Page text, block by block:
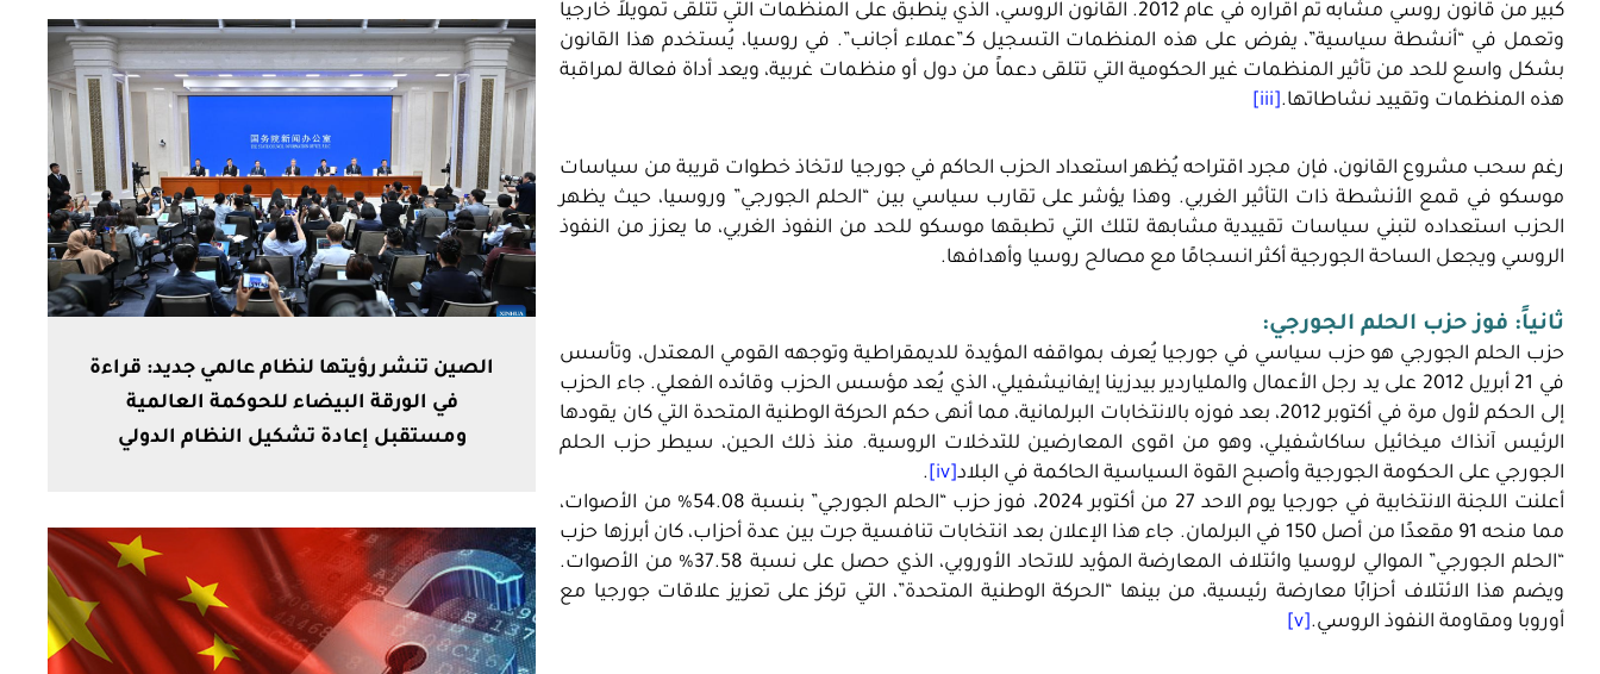
كبير من قانون روسي مشابه تم اقراره في عام 2012. القانون الروسي، الذي ينطبق على المنظمات التي تتلقى تمويلاً خارجياً
وتعمل في “أنشطة سياسية”، يفرض على هذه المنظمات التسجيل كـ”عملاء أجانب”. في روسيا، يُستخدم هذا القانون
بشكل واسع للحد من تأثير المنظمات غير الحكومية التي تتلقى دعماً من دول أو منظمات غربية، ويعد أداة فعالة لمراقبة
هذه المنظمات وتقييد نشاطاتها.[iii]
رغم سحب مشروع القانون، فإن مجرد اقتراحه يُظهر استعداد الحزب الحاكم في جورجيا لاتخاذ خطوات قريبة من سياسات
موسكو في قمع الأنشطة ذات التأثير الغربي. وهذا يؤشر على تقارب سياسي بين “الحلم الجورجي” وروسيا، حيث يظهر
الحزب استعداده لتبني سياسات تقييدية مشابهة لتلك التي تطبقها موسكو للحد من النفوذ الغربي، ما يعزز من النفوذ
الروسي ويجعل الساحة الجورجية أكثر انسجامًا مع مصالح روسيا وأهدافها.
ثانياً: فوز حزب الحلم الجورجي:
حزب الحلم الجورجي هو حزب سياسي في جورجيا يُعرف بمواقفه المؤيدة للديمقراطية وتوجهه القومي المعتدل، وتأسس
في 21 أبريل 2012 على يد رجل الأعمال والملياردير بيدزينا إيفانيشفيلي، الذي يُعد مؤسس الحزب وقائده الفعلي. جاء الحزب
إلى الحكم لأول مرة في أكتوبر 2012، بعد فوزه بالانتخابات البرلمانية، مما أنهى حكم الحركة الوطنية المتحدة التي كان يقودها
الرئيس آنذاك ميخائيل ساكاشفيلي، وهو من اقوى المعارضين للتدخلات الروسية. منذ ذلك الحين، سيطر حزب الحلم
الجورجي على الحكومة الجورجية وأصبح القوة السياسية الحاكمة في البلاد[iv]
.
أعلنت اللجنة الانتخابية في جورجيا يوم الاحد 27 من أكتوبر 2024، فوز حزب “الحلم الجورجي” بنسبة 54.08% من الأصوات،
مما منحه 91 مقعدًا من أصل 150 في البرلمان. جاء هذا الإعلان بعد انتخابات تنافسية جرت بين عدة أحزاب، كان أبرزها حزب
“الحلم الجورجي” الموالي لروسيا وائتلاف المعارضة المؤيد للاتحاد الأوروبي، الذي حصل على نسبة 37.58% من الأصوات.
ويضم هذا الائتلاف أحزابًا معارضة رئيسية، من بينها “الحركة الوطنية المتحدة”، التي تركز على تعزيز علاقات جورجيا مع
أوروبا ومقاومة النفوذ الروسي.[v]
الصين تنشر رؤيتها لنظام عالمي جديد: قراءة
في الورقة البيضاء للحوكمة العالمية
ومستقبل إعادة تشكيل النظام الدولي